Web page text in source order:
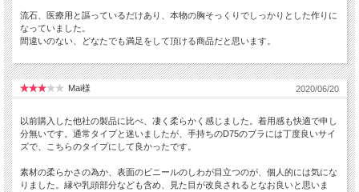
流石、医療用と謳っているだけあり、本物の胸そっくりでしっかりとした作りに
なっていました。
間違いのない、どなたでも満足をして頂ける商品だと思います。
Mai様 2020/06/20
以前購入した他社の製品に比べ、凄く柔らかく感じました。着用感も快適で申し
分無いです。通常タイプと迷いましたが、手持ちのD75のブラには丁度良いサイ
ズで、こちらのタイプにして良かったです。
素材の柔らかさの為か、表面のビニールのしわが目立つのが、個人的には気にな
りました。縁や乳頭部分なども含め、見た目が改良されるとなお良いと思いま